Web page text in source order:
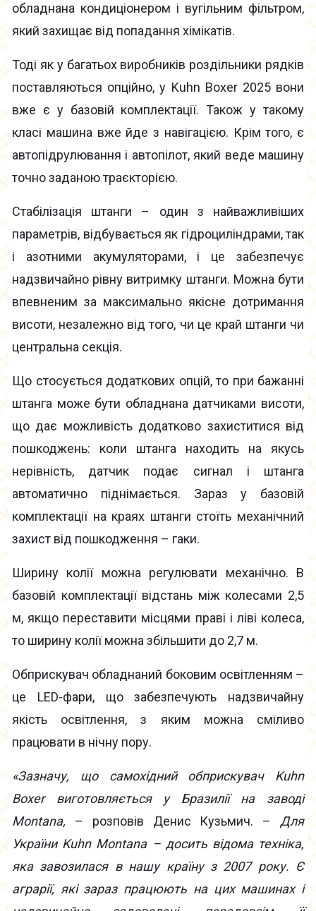
обладнана кондиціонером і вугільним фільтром,
який захищає від попадання хімікатів.
Тоді як у багатьох виробників роздільники рядків
поставляються опційно, у Kuhn Boxer 2025 вони
вже є у базовій комплектації. Також у такому
класі машина вже йде з навігацією. Крім того, є
автопідрулювання і автопілот, який веде машину
точно заданою траєкторією.
Стабілізація штанги – один з найважливіших
параметрів, відбувається як гідроциліндрами, так
і азотними акумуляторами, і це забезпечує
надзвичайно рівну витримку штанги. Можна бути
впевненим за максимально якісне дотримання
висоти, незалежно від того, чи це край штанги чи
центральна секція.
Що стосується додаткових опцій, то при бажанні
штанга може бути обладнана датчиками висоти,
що дає можливість додатково захиститися від
пошкоджень: коли штанга находить на якусь
нерівність, датчик подає сигнал і штанга
автоматично піднімається. Зараз у базовій
комплектації на краях штанги стоїть механічний
захист від пошкодження – гаки.
Ширину колії можна регулювати механічно. В
базовій комплектації відстань між колесами 2,5
м, якщо переставити місцями праві і ліві колеса,
то ширину колії можна збільшити до 2,7 м.
Обприскувач обладнаний боковим освітленням –
це LED-фари, що забезпечують надзвичайну
якість освітлення, з яким можна сміливо
працювати в нічну пору.
«Зазначу, що самохідний обприскувач Kuhn
Boxer виготовляється у Бразилії на заводі
Montana, – розповів Денис Кузьмич. –Для
України Kuhn Montana – досить відома техніка,
яка завозилася в нашу країну з 2007 року. Є
аграрії, які зараз працюють на цих машинах і